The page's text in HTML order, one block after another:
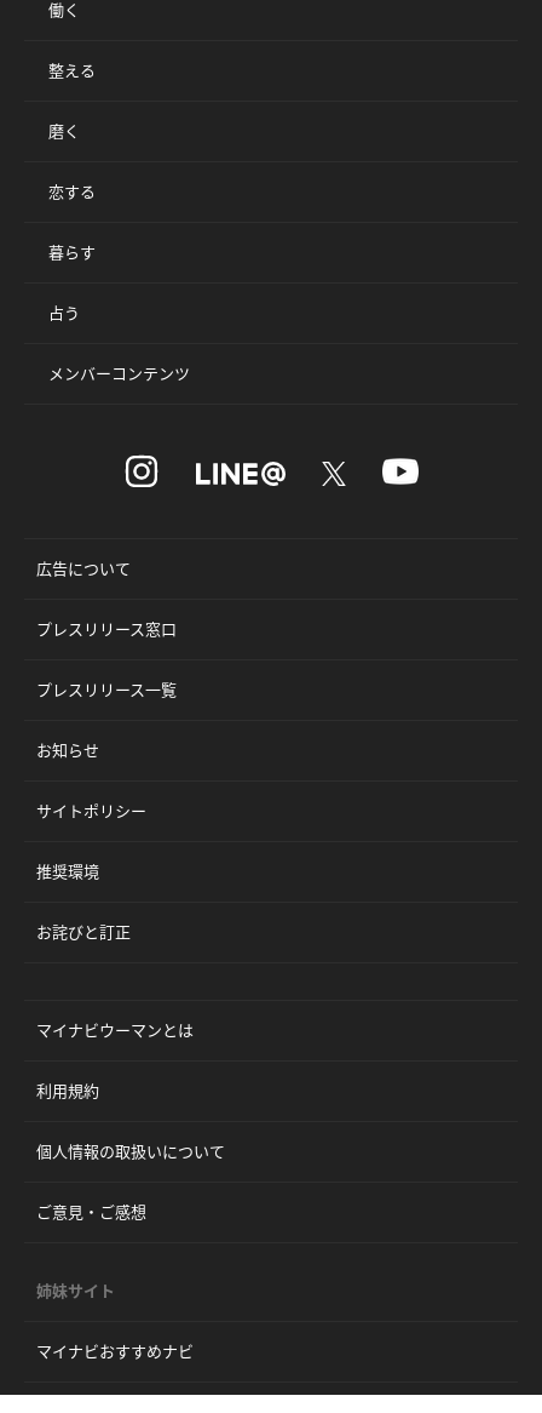
働く
整える
磨く
恋する
暮らす
占う
メンバーコンテンツ
広告について
プレスリリース窓口
プレスリリース一覧
お知らせ
サイトポリシー
推奨環境
お詫びと訂正
マイナビウーマンとは
利用規約
個人情報の取扱いについて
ご意見・ご感想
姉妹サイト
マイナビおすすめナビ